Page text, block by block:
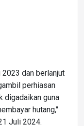
dan berlanjut
perhiasan
digadaikan guna
hutang,"
Juli 2024.